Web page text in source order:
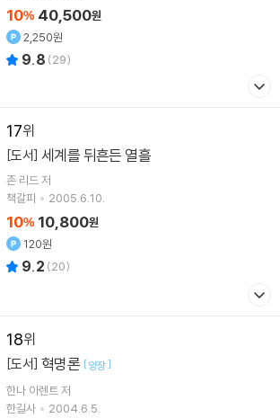
10% 40,500원
2,250원
9.8 (29)
17
[도서] 세계를 뒤흔든 열흘
존 리드 저
책갈피
2005.6.10.
10% 10,800원
120원
9.2 (20)
18
[도서] 혁명론 [양장]
한나 아렌트 저
한길사
2004.6.5.